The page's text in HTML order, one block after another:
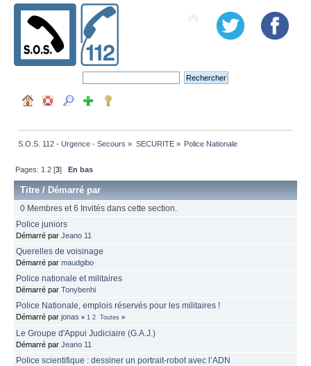
S.O.S. 112 - Urgence - Secours » SECURITE» Police Nationale
Pages: 1 2 [3]En bas
Titre /Démarré par
0 Membres et 6 Invités dans cette section.
Police juniors
Démarré par Jeano 11
Querelles de voisinage
Démarré par maudgibo
Police nationale et militaires
Démarré par Tonybenhi
Police Nationale, emplois réservés pour les militaires !
Démarré par jonas « 1 2 Toutes »
Le Groupe d'Appui Judiciaire (G.A.J.)
Démarré par Jeano 11
Police scientifique : dessiner un portrait-robot avec l’ADN